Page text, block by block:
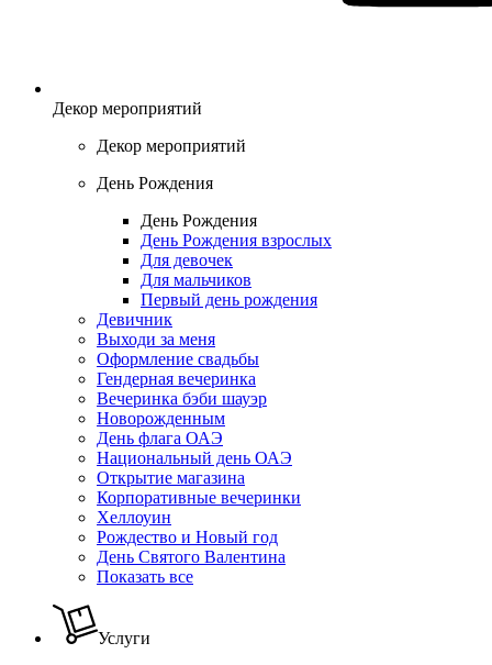
Декор мероприятий
Декор мероприятий
День Рождения
День Рождения
День Рождения взрослых
Для девочек
Для мальчиков
Первый день рождения
Девичник
Выходи за меня
Оформление свадьбы
Гендерная вечеринка
Вечеринка бэби шауэр
Новорожденным
День флага ОАЭ
Национальный день ОАЭ
Открытие магазина
Корпоративные вечеринки
Хеллоуин
Рождество и Новый год
День Святого Валентина
Показать все
Услуги